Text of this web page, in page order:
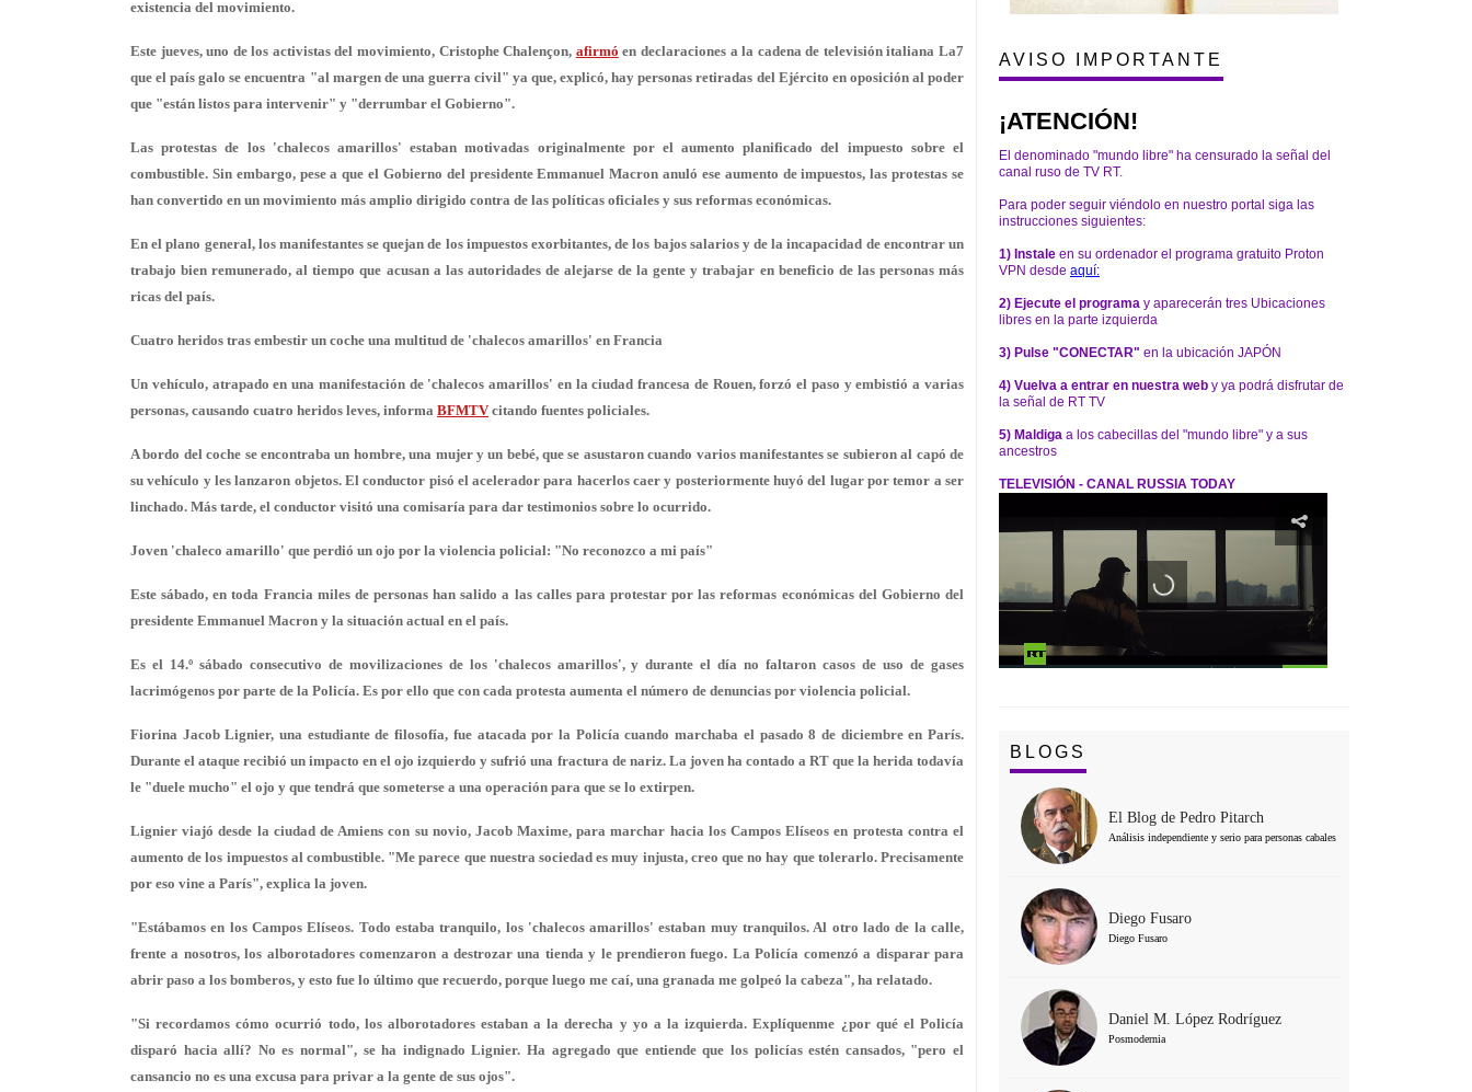
existencia del movimiento.
Este jueves, uno de los activistas del movimiento, Cristophe Chalençon, afirmó en declaraciones a la cadena de televisión italiana La7
que el país galo se encuentra "al margen de una guerra civil" ya que, explicó, hay personas retiradas del Ejército en oposición al poder
que "están listos para intervenir" y "derrumbar el Gobierno".
Las protestas de los 'chalecos amarillos' estaban motivadas originalmente por el aumento planificado del impuesto sobre el
combustible. Sin embargo, pese a que el Gobierno del presidente Emmanuel Macron anuló ese aumento de impuestos, las protestas se
han convertido en un movimiento más amplio dirigido contra de las políticas oficiales y sus reformas económicas.
En el plano general, los manifestantes se quejan de los impuestos exorbitantes, de los bajos salarios y de la incapacidad de encontrar un
trabajo bien remunerado, al tiempo que acusan a las autoridades de alejarse de la gente y trabajar en beneficio de las personas más
ricas del país.
Cuatro heridos tras embestir un coche una multitud de 'chalecos amarillos' en Francia
Un vehículo, atrapado en una manifestación de 'chalecos amarillos' en la ciudad francesa de Rouen, forzó el paso y embistió a varias
personas, causando cuatro heridos leves, informa BFMTVcitando fuentes policiales.
A bordo del coche se encontraba un hombre, una mujer y un bebé, que se asustaron cuando varios manifestantes se subieron al capó de
su vehículo y les lanzaron objetos. El conductor pisó el acelerador para hacerlos caer y posteriormente huyó del lugar por temor a ser
linchado. Más tarde, el conductor visitó una comisaría para dar testimonios sobre lo ocurrido.
Joven 'chaleco amarillo' que perdió un ojo por la violencia policial: "No reconozco a mi país"
Este sábado, en toda Francia miles de personas han salido a las calles para protestar por las reformas económicas del Gobierno del
presidente Emmanuel Macron y la situación actual en el país.
Es el 14.º sábado consecutivo de movilizaciones de los 'chalecos amarillos', y durante el día no faltaron casos de uso de gases
lacrimógenos por parte de la Policía. Es por ello que con cada protesta aumenta el número de denuncias por violencia policial.
Fiorina Jacob Lignier, una estudiante de filosofía, fue atacada por la Policía cuando marchaba el pasado 8 de diciembre en París.
Durante el ataque recibió un impacto en el ojo izquierdo y sufrió una fractura de nariz. La joven ha contado a RT que la herida todavía
le "duele mucho" el ojo y que tendrá que someterse a una operación para que se lo extirpen.
Lignier viajó desde la ciudad de Amiens con su novio, Jacob Maxime, para marchar hacia los Campos Elíseos en protesta contra el
aumento de los impuestos al combustible. "Me parece que nuestra sociedad es muy injusta, creo que no hay que tolerarlo. Precisamente
por eso vine a París", explica la joven.
"Estábamos en los Campos Elíseos. Todo estaba tranquilo, los 'chalecos amarillos' estaban muy tranquilos. Al otro lado de la calle,
frente a nosotros, los alborotadores comenzaron a destrozar una tienda y le prendieron fuego. La Policía comenzó a dispararpara
abrir paso a los bomberos, y esto fue lo último que recuerdo, porque luego me caí, una granada me golpeó la cabeza", ha relatado.
"Si recordamos cómo ocurrió todo, los alborotadores estaban a la derecha y yo a la izquierda. Explíquenme ¿por qué el Policía
disparó hacia allí? No es normal", se ha indignado Lignier. Ha agregado que entiende que los policías estén cansados, "pero el
cansancio no es una excusa para privar a la gente de sus ojos".
AVISO IMPORTANTE
¡ATENCIÓN!
El denominado "mundo libre" ha censurado la señal del
canal ruso de TV RT.
Para poder seguir viéndolo en nuestro portal siga las
instrucciones siguientes:
1) Instale en su ordenador el programa gratuito Proton
VPN desde aquí:
2) Ejecute el programa y aparecerán tres Ubicaciones
libres en la parte izquierda
3) Pulse "CONECTAR" en la ubicación JAPÓN
4) Vuelva a entrar en nuestra web y ya podrá disfrutar de
la señal de RT TV
5) Maldiga a los cabecillas del "mundo libre" y a sus
ancestros
TELEVISIÓN - CANAL RUSSIA TODAY
BLOGS
El Blog de Pedro Pitarch
Análisis independiente y serio para personas cabales
Diego Fusaro
Diego Fusaro
Daniel M. López Rodríguez
Posmodernia